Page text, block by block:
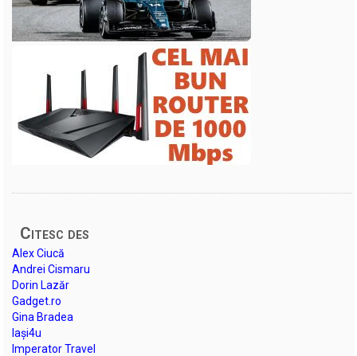
Citesc des
Alex Ciucă
Andrei Cismaru
Dorin Lazăr
Gadget.ro
Gina Bradea
Iași4u
Imperator Travel